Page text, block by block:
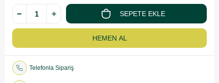
Telefonla Sipariş